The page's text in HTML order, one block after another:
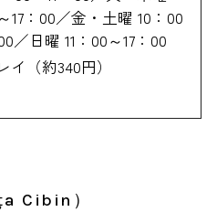
17：00／金・土曜 10：00
／日曜 11：00～17：00
（約340円）
Cibin）